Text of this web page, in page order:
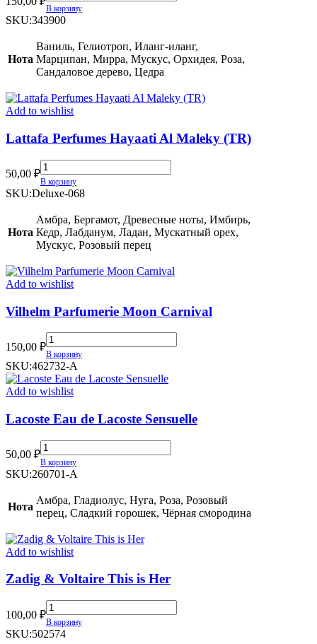
Collection
Azalea
В корзину
SKU:343900
Нота
Ваниль, Гелиотроп, Иланг-иланг,
Марципан, Мирра, Мускус, Орхидея, Роза,
Сандаловое дерево, Цедра
Add to wishlist
Lattafa Perfumes Hayaati Al Maleky (TR)
50,00 ₽
Lattafa
Perfumes
Hayaati
Maleky
(TR)
quantity
В корзину
SKU:Deluxe-068
Нота
Амбра, Бергамот, Древесные ноты, Имбирь,
Кедр, Лабданум, Ладан, Мускатный орех,
Мускус, Розовый перец
Add to wishlist
Vilhelm Parfumerie Moon Carnival
150,00 ₽
Vilhelm
Parfumerie
Moon
Carnival
quantity
В корзину
SKU:462732-A
Add to wishlist
Lacoste Eau de Lacoste Sensuelle
50,00 ₽
Lacoste
Eau
de
Sensuelle
quantity
В корзину
SKU:260701-A
Нота
Амбра, Гладиолус, Нуга, Роза, Розовый
перец, Сладкий горошек, Чёрная смородина
Add to wishlist
Zadig & Voltaire This is Her
100,00 ₽
Zadig
&
Voltaire
В корзину
SKU:502574